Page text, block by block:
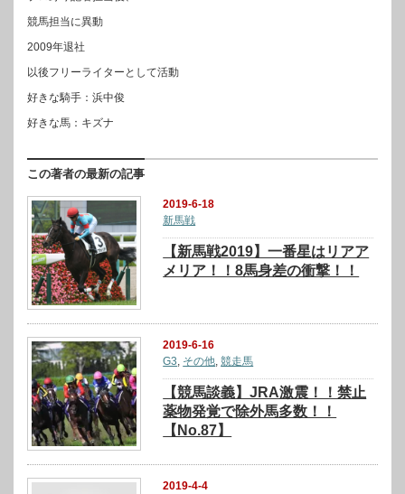
競馬担当に異動
2009年退社
以後フリーライターとして活動
好きな騎手：浜中俊
好きな馬：キズナ
この著者の最新の記事
2019-6-18
新馬戦
【新馬戦2019】一番星はリアア
メリア！！8馬身差の衝撃！！
2019-6-16
G3, その他,競走馬
【競馬談義】JRA激震！！禁止
薬物発覚で除外馬多数！！
【No.87】
2019-4-4